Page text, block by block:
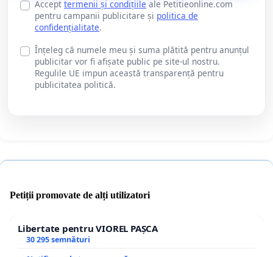
Accept termenii și condițiile ale Petitieonline.com
pentru campanii publicitare și politica de
confidențialitate.
Înțeleg că numele meu și suma plătită pentru anunțul
publicitar vor fi afișate public pe site-ul nostru.
Regulile UE impun această transparență pentru
publicitatea politică.
Petiții promovate de alți utilizatori
Libertate pentru VIOREL PAȘCA
30 295 semnături